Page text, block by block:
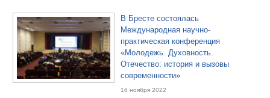
В Бресте состоялась
Международная научно-
практическая конференция
«Молодежь. Духовность.
Отечество: история и вызовы
современности»
16 ноября 2022